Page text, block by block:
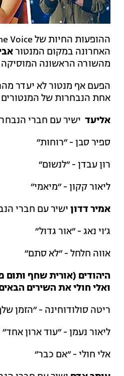
ההופעות החיות של The Voice ישראל מלאות הפתעות. אחרי שהזמרת הלאומית
האחרונה במקום המנטור
מהשורה הראשונה
הפעם אף מנטור לא יעדר
אחת הנבחרות של המנטורים
אליעד ישיר עם חברי
ספיר סבן - ״רוחות״
רון עבדן - ״לנשום״
ליאור קקון - ״מיאמי״
אמיר דדון ישיר עם חברי
ג׳וי נאג - ״אור גדול״
אווה חלחל - ״לא סתם״
היהודים (אורית שחף ותום
ואלי חולי את השירים
ריטה סולודוחינה - ״הזמן
ליאור נעמן - ״עוד ארון אחד״
אלי חולי - ״אם כבר״